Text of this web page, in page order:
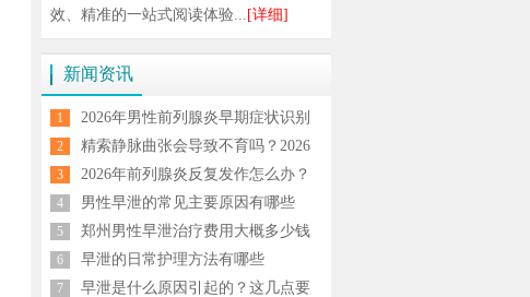
效、精准的一站式阅读体验... [详细]
新闻资讯
1
2026年男性前列腺炎早期症状识别
与规范治疗方法全解析
2
精索静脉曲张会导致不育吗？2026
男科专家解析症状与治疗方案
3
2026年前列腺炎反复发作怎么办？
科学治疗与日常调理全攻略
4 男性早泄的常见主要原因有哪些
5 郑州男性早泄治疗费用大概多少钱
6 早泄的日常护理方法有哪些
7
早泄是什么原因引起的？这几点要